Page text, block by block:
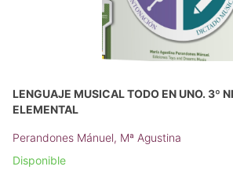
LENGUAJE MUSICAL TODO EN UNO. 3º
ELEMENTAL
Perandones Mánuel, Mª Agustina
Disponible